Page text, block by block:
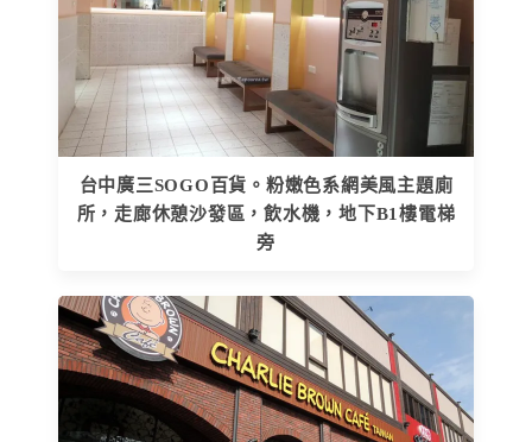
台中廣三SOGO百貨。粉嫩色系網美風主題廁
所，走廊休憩沙發區，飲水機，地下B1樓電梯
旁